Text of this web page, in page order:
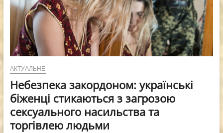
АКТУАЛЬНЕ
Небезпека закордоном: українські
біженці стикаються з загрозою
сексуального насильства та
торгівлею людьми